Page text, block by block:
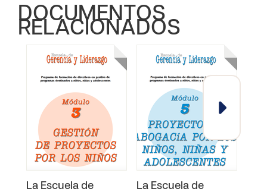
DOCUMENTOS
RELACIONADOS
La Escuela de
La Escuela de